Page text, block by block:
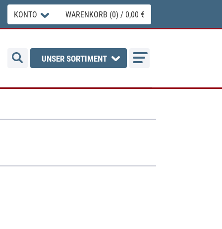
KONTO WARENKORB (0) / 0,00 €
UNSER SORTIMENT